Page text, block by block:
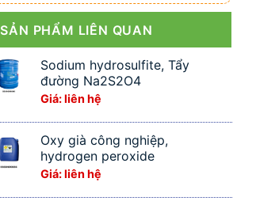
SẢN PHẨM LIÊN QUAN
Sodium hydrosulfite, Tẩy
đường Na2S2O4
Giá: liên hệ
Oxy già công nghiệp,
hydrogen peroxide
Giá: liên hệ